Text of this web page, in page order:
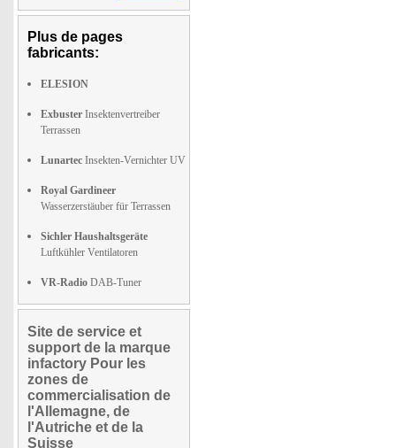
Plus de pages
fabricants:
ELESION
Exbuster Insektenvertreiber
Terrassen
Lunartec Insekten-Vernichter UV
Royal Gardineer
Wasserzerstäuber für Terrassen
Sichler Haushaltsgeräte
Luftkühler Ventilatoren
VR-Radio DAB-Tuner
Site de service et
support de la marque
infactory Pour les
zones de
commercialisation de
l'Allemagne, de
l'Autriche et de la
Suisse